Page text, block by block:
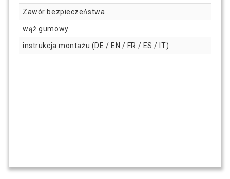
Zawór bezpieczeństwa
wąż gumowy
instrukcja montażu (DE / EN / FR / ES / IT)